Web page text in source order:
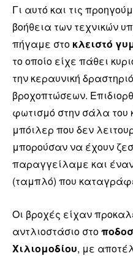
Γι αυτό και τις
βοήθεια των τεχνικών
πήγαμε στο κλειστό
το οποίο είχε πάθει
την κεραυνική
βροχοπτώσεων.
φωτισμό στην σάλα του
μπόιλερ που δεν
μπορούσαν να έχουν
παραγγείλαμε και
(ταμπλό) που
Οι βροχές είχαν
αντλιοστάσιο στο
Χιλιομοδίου, με